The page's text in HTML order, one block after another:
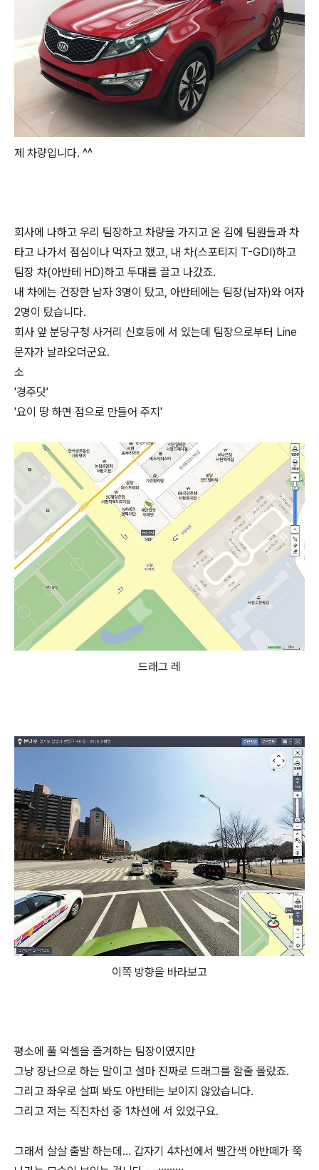
제 차량입니다. ^^
회사에 나하고 우리 팀장하고 차량을 가지고 온 김에 팀원들과 차
타고 나가서 점심이나 먹자고 했고, 내 차(스포티지 T-GDI)하고
팀장 차(아반테 HD)하고 두대를 끌고 나갔죠.
내 차에는 건장한 남자 3명이 탔고, 아반테에는 팀장(남자)와 여자
2명이 탔습니다.
회사 앞 분당구청 사거리 신호등에 서 있는데 팀장으로부터 Line
문자가 날라오더군요.
소
'경주닷'
'요이 땅 하면 점으로 만들어 주지'
드래그 레
이쪽 방향을 바라보고
평소에 풀 악셀을 즐겨하는 팀장이였지만
그냥 장난으로 하는 말이고 설마 진짜로 드래그를 할줄 몰랐죠.
그리고 좌우로 살펴 봐도 아반테는 보이지 않았습니다.
그리고 저는 직진차선 중 1차선에 서 있었구요.
그래서 살살 출발 하는데... 갑자기 4차선에서 빨간색 아반떼가 쭉